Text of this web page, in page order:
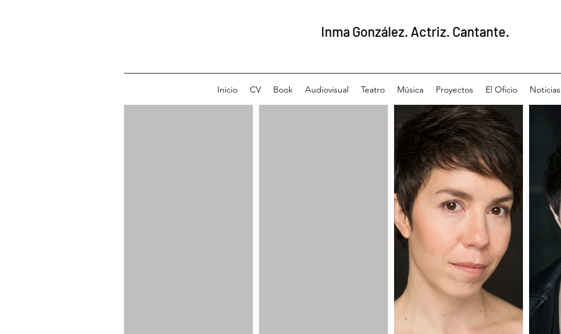
Inma González. Actriz. Cantante.
Inicio CV Book Audiovisual Teatro Música Proyectos El Oficio Noticias